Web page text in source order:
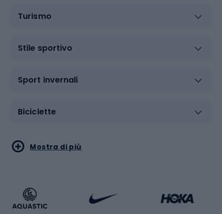
Turismo
Stile sportivo
Sport invernali
Biciclette
Sport acquatici
Bikepacking
Sport di arti marziali
Sport con le racchette
Mostra di più